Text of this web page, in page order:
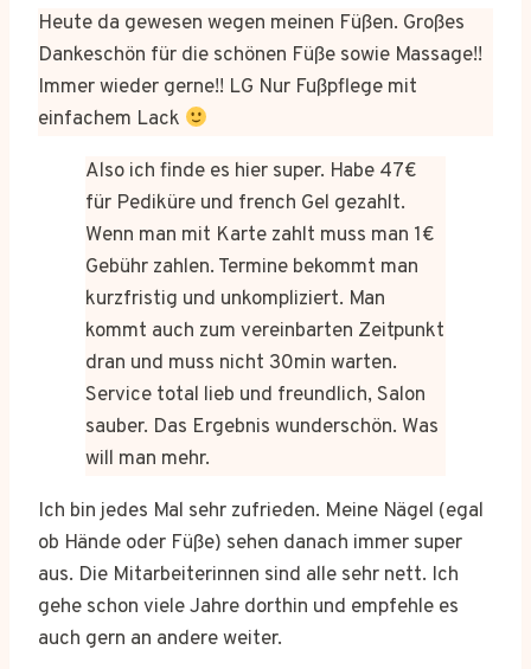
Heute da gewesen wegen meinen Füßen. Großes
Dankeschön für die schönen Füße sowie Massage!!
Immer wieder gerne!! LG Nur Fußpflege mit
einfachem Lack
Also ich finde es hier super. Habe 47€
für Pediküre und french Gel gezahlt.
Wenn man mit Karte zahlt muss man 1€
Gebühr zahlen. Termine bekommt man
kurzfristig und unkompliziert. Man
kommt auch zum vereinbarten Zeitpunkt
dran und muss nicht 30min warten.
Service total lieb und freundlich, Salon
sauber. Das Ergebnis wunderschön. Was
will man mehr.
Ich bin jedes Mal sehr zufrieden. Meine Nägel (egal
ob Hände oder Füße) sehen danach immer super
aus. Die Mitarbeiterinnen sind alle sehr nett. Ich
gehe schon viele Jahre dorthin und empfehle es
auch gern an andere weiter.